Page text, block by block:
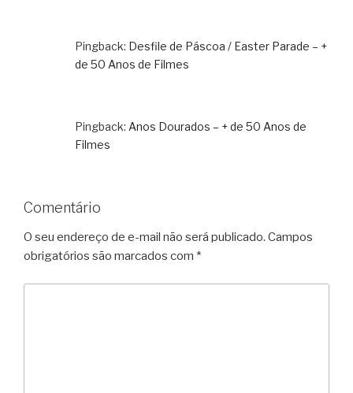
Pingback: Desfile de Páscoa / Easter Parade – +
de 50 Anos de Filmes
Pingback: Anos Dourados – + de 50 Anos de
Filmes
Comentário
O seu endereço de e-mail não será publicado. Campos
obrigatórios são marcados com *